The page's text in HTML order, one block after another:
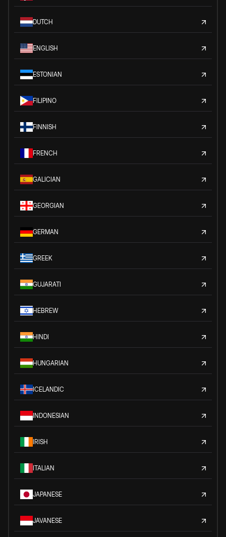
DUTCH
ENGLISH
ESTONIAN
FILIPINO
FINNISH
FRENCH
GALICIAN
GEORGIAN
GERMAN
GREEK
GUJARATI
HEBREW
HINDI
HUNGARIAN
ICELANDIC
INDONESIAN
IRISH
ITALIAN
JAPANESE
JAVANESE